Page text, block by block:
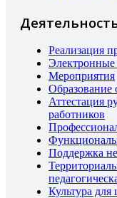
Реализация
Электронные
Мероприятия
Образование
Аттестация
работников
Поддержка
Культура для